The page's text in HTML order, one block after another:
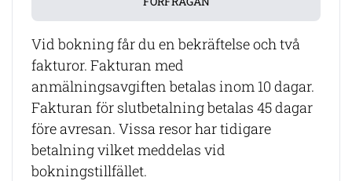
Vid bokning får du en bekräftelse och två
fakturor. Fakturan med
anmälningsavgiften betalas inom 10 dagar.
Fakturan för slutbetalning betalas 45 dagar
före avresan. Vissa resor har tidigare
betalning vilket meddelas vid
bokningstillfället.